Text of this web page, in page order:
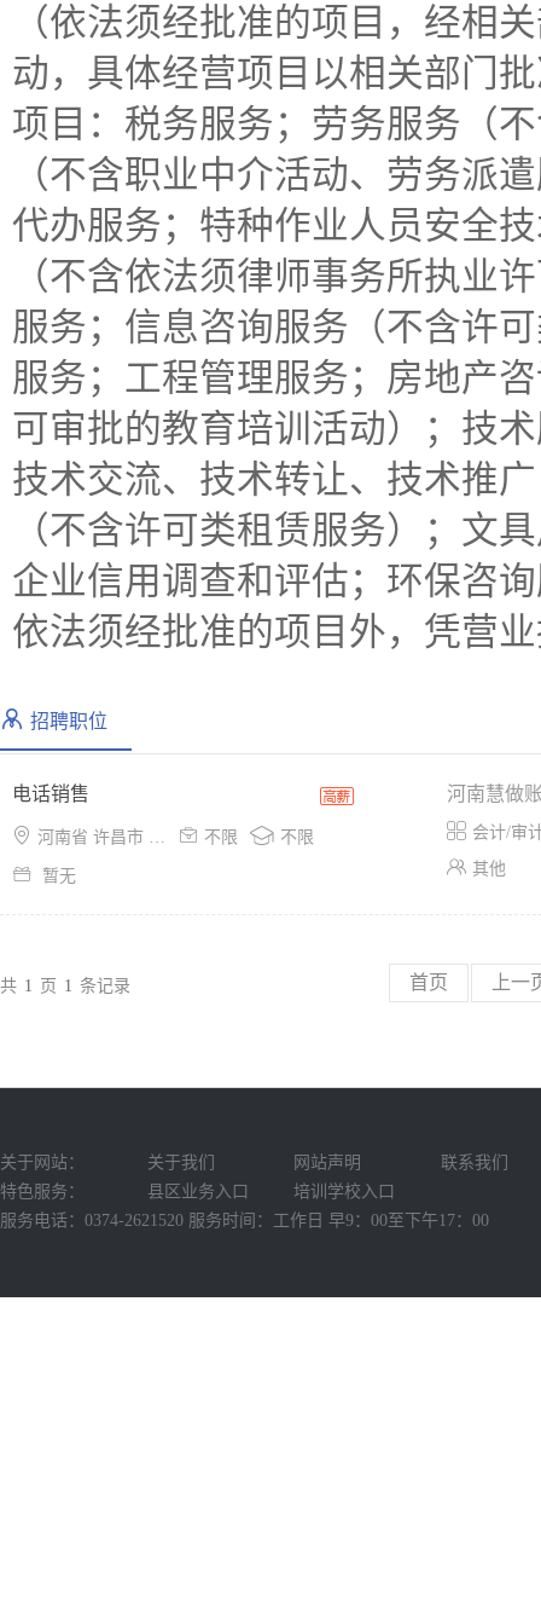
（依法须经批准的项目，经相
动，具体经营项目以相关部门
项目：税务服务；劳务服务（
（不含职业中介活动、劳务派
代办服务；特种作业人员安全
（不含依法须律师事务所执业
服务；信息咨询服务（不含许
服务；工程管理服务；房地产
可审批的教育培训活动）；技
技术交流、技术转让、技术推
（不含许可类租赁服务）；文
企业信用调查和评估；环保咨
依法须经批准的项目外，凭营
招聘职位
电话销售
 河南省 许昌市 东城区  不限  不限
 暂无
河南慧做
 会计/审
 其他
共 1 页 1 条记录 首页 上一
关于网站： 关于我们 网站声明
联系我们
特色服务：
县区业务入口
培训学校入口
服务电话：0374-2621520 服务时间：工作日 早9：00至下午17：00